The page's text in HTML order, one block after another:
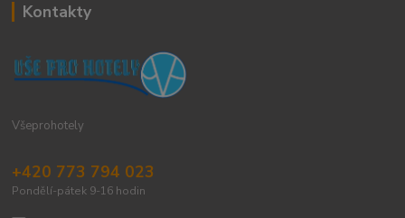
Kontakty
Všeprohotely
+420 773 794 023
Pondělí-pátek 9-16 hodin